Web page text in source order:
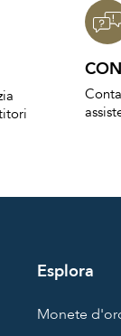
Esplora
Monete